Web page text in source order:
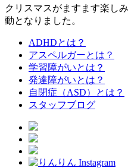
クリスマスがますます楽し
動となりました。
ADHDとは？
アスペルガーとは？
学習障がいとは？
発達障がいとは？
自閉症（ASD）とは？
スタッフブログ